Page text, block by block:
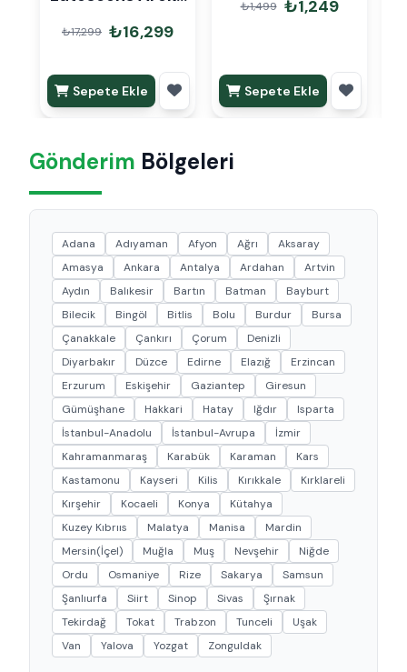
Palmiyesi 220 cm
Hediye Paketli
₺17,299 ₺16,299
Sepete Ekle
₺1,499 ₺1,249
Sepete Ekle
Gönderim Bölgeleri
Adana Adıyaman Afyon Ağrı
Aksaray
Amasya
Ankara Antalya Ardahan
Artvin
Aydın
Balıkesir Bartın Batman
Bayburt
Bilecik
Bingöl Bitlis Bolu Burdur
Bursa
Çanakkale
Çankırı Çorum
Denizli
Diyarbakır
Düzce Edirne Elazığ
Erzincan
Erzurum
Eskişehir Gaziantep
Giresun
Gümüşhane
Hakkari Hatay Iğdır
Isparta
İstanbul-Anadolu
İstanbul-Avrupa
İzmir
Kahramanmaraş
Karabük Karaman
Kars
Kastamonu
Kayseri Kilis Kırıkkale
Kırklareli
Kırşehir
Kocaeli Konya
Kütahya
Kuzey Kıbrııs
Malatya Manisa
Mardin
Mersin(İçel)
Muğla Muş Nevşehir
Niğde
Ordu
Osmaniye Rize Sakarya
Samsun
Şanlıurfa
Siirt Sinop Sivas
Şırnak
Tekirdağ
Tokat Trabzon Tunceli
Uşak
Van
Yalova Yozgat Zonguldak